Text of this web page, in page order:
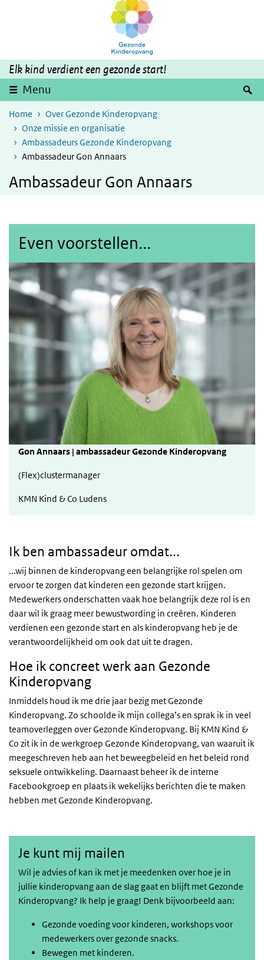
Overslaan en naar de inhoud gaan
Direct naar de hoofdnavigatie
Elk kind verdient een gezonde start!
Menu
Home
Over Gezonde Kinderopvang
Onze missie en organisatie
Ambassadeurs Gezonde Kinderopvang
Ambassadeur Gon Annaars
Ambassadeur Gon Annaars
Even voorstellen...
Gon Annaars | ambassadeur Gezonde Kinderopvang
(Flex)clustermanager
KMN Kind & Co Ludens
Ik ben ambassadeur omdat...
...wij binnen de kinderopvang een belangrijke rol spelen om
ervoor te zorgen dat kinderen een gezonde start krijgen.
Medewerkers onderschatten vaak hoe belangrijk deze rol is en
daar wil ik graag meer bewustwording in creëren. Kinderen
verdienen een gezonde start en als kinderopvang heb je de
verantwoordelijkheid om ook dat uit te dragen.
Hoe ik concreet werk aan Gezonde
Kinderopvang
Inmiddels houd ik me drie jaar bezig met Gezonde
Kinderopvang. Zo schoolde ik mijn collega’s en sprak ik in veel
teamoverleggen over Gezonde Kinderopvang. Bij KMN Kind &
Co zit ik in de werkgroep Gezonde Kinderopvang, van waaruit ik
meegeschreven heb aan het beweegbeleid en het beleid rond
seksuele ontwikkeling. Daarnaast beheer ik de interne
Facebookgroep en plaats ik wekelijks berichten die te maken
hebben met Gezonde Kinderopvang.
Je kunt mij mailen
Wil je advies of kan ik met je meedenken over hoe je in
jullie kinderopvang aan de slag gaat en blijft met Gezonde
Kinderopvang? Ik help je graag! Denk bijvoorbeeld aan:
Gezonde voeding voor kinderen, workshops voor
medewerkers over gezonde snacks.
Bewegen met kinderen.